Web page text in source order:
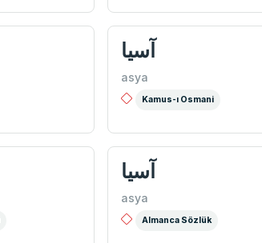
آسيا
asya
Kamus-ı Osmani
آسیا
asya
Almanca Sözlük